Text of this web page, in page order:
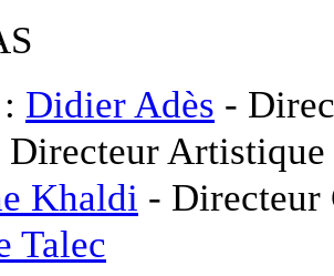
Didier Adès -
Directeur
Khaldi -
Talec